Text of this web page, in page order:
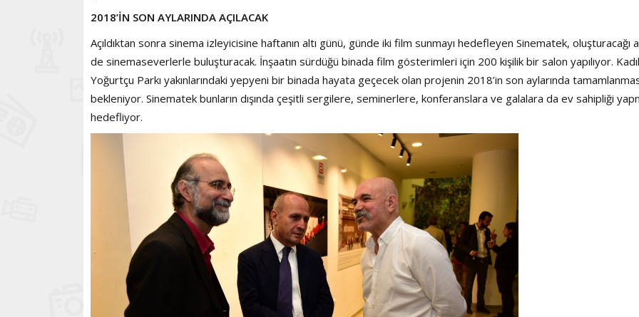
2018’İN SON AYLARINDA AÇILACAK
Açıldıktan sonra sinema izleyicisine haftanın altı günü, günde iki film sunmayı hedefleyen Sinematek, oluşturacağı
de sinemaseverlerle buluşturacak. İnşaatın sürdüğü binada film gösterimleri için 200 kişilik bir salon yapılıyor.
Yoğurtçu Parkı yakınlarındaki yepyeni bir binada hayata geçecek olan projenin 2018’in son aylarında
bekleniyor. Sinematek bunların dışında çeşitli sergilere, seminerlere, konferanslara ve galalara da ev sahipliği
hedefliyor.